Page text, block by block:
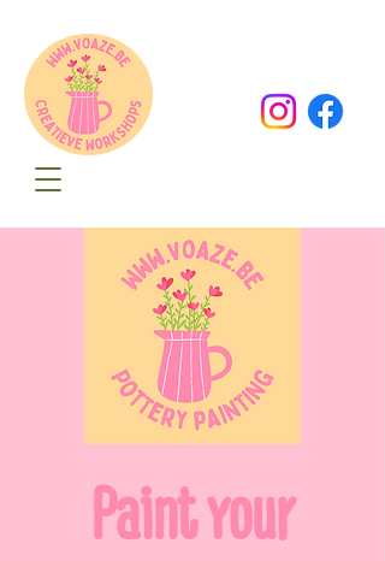
Paint your